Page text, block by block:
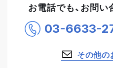
お電話でも、お問
03-6633-
その他の